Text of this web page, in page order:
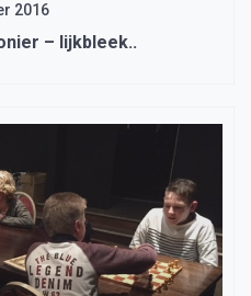
2016
– lijkbleek..